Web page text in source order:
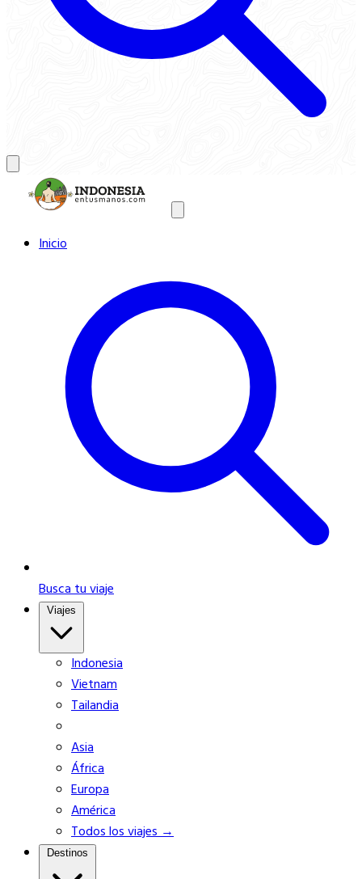
Inicio
Busca tu viaje
Indonesia
Vietnam
Tailandia
Asia
África
Europa
América
Todos los viajes →
Destinos